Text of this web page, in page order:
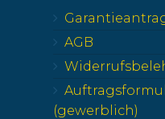
AGB
(gewerblich)